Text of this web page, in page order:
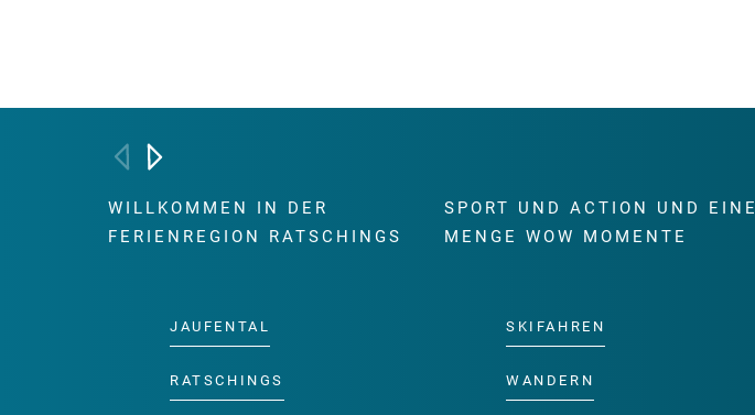
WILLKOMMEN IN DER
FERIENREGION RATSCHINGS
JAUFENTAL
RATSCHINGS
SPORT UND ACTION UND EINE
MENGE WOW MOMENTE
SKIFAHREN
WANDERN